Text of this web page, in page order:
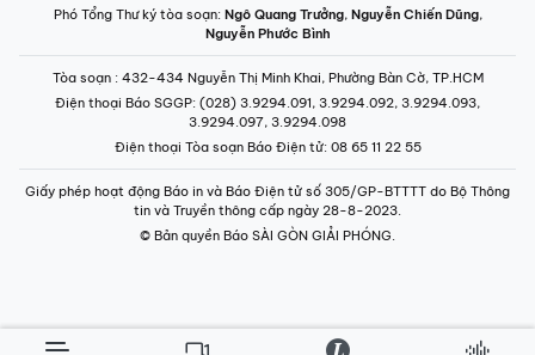
Phó Tổng Thư ký tòa soạn: Ngô Quang Trưởng, Nguyễn Chiến Dũng,
Nguyễn Phước Bình
Tòa soạn : 432-434 Nguyễn Thị Minh Khai, Phường Bàn Cờ, TP.HCM
Điện thoại Báo SGGP: (028) 3.9294.091, 3.9294.092, 3.9294.093,
3.9294.097, 3.9294.098
Điện thoại Tòa soạn Báo Điện tử: 08 65 11 22 55
Giấy phép hoạt động Báo in và Báo Điện tử số 305/GP-BTTTT do Bộ Thông
tin và Truyền thông cấp ngày 28-8-2023.
© Bản quyền Báo SÀI GÒN GIẢI PHÓNG.